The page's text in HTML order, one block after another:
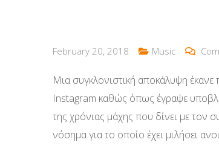
February 20, 2018 Music
Μια συγκλονιστική αποκάλυψη
Instagram καθώς όπως έγραψε
της χρόνιας μάχης που δίνει με
νόσημα για το οποίο έχει μιλήσει